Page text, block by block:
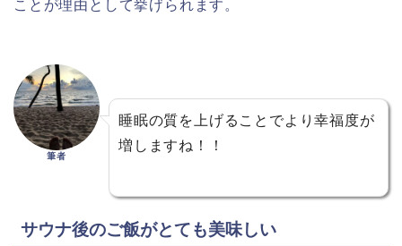
ことが理由として挙げられます。
筆者
睡眠の質を上げることでより幸福度が
増しますね！！
サウナ後のご飯がとても美味しい